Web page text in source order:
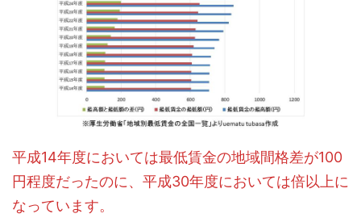
平成14年度においては最低賃金の地域間格差が100
円程度だったのに、平成30年度においては倍以上に
なっています。